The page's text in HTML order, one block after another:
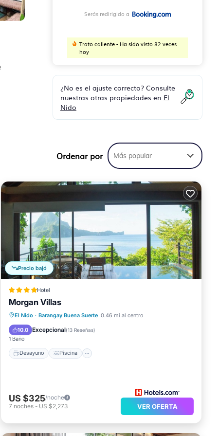
Serás redirigido a
Trato caliente - Ha sido visto 82 veces
hoy
¿No es el ajuste correcto? Consulte
nuestras otras propiedades en El
Nido
Ordenar por Más popular
Precio bajó
Hotel
Morgan Villas
El Nido · Barangay Buena Suerte 0.46 mi al centro
10.0 Excepcional(13 Reseñas)
1 Baño
Desayuno Piscina
Desayuno Piscina
US $325/noche
7 noches - US $2,273 VER OFERTA